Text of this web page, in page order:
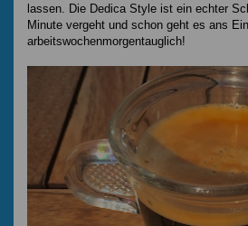
lassen. Die Dedica Style ist ein echter
Minute vergeht und schon geht es ans
arbeitswochenmorgentauglich!